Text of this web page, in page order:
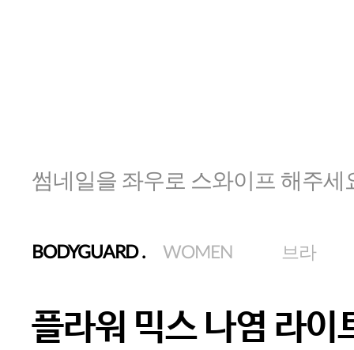
썸네일을 좌우로 스와이프 해주세
BODYGUARD. WOMEN 브라
플라워 믹스 나염 라이